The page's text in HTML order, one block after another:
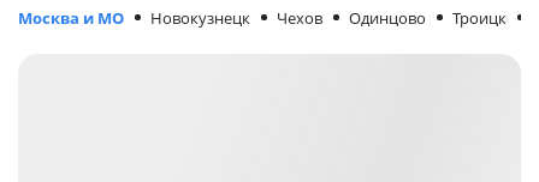
Москва и МО Новокузнецк Чехов Одинцово Троицк